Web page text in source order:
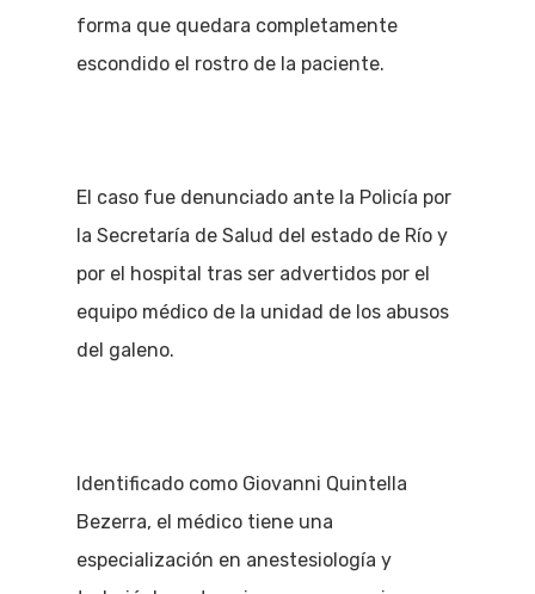
forma que quedara completamente
escondido el rostro de la paciente.
El caso fue denunciado ante la Policía por
la Secretaría de Salud del estado de Río y
por el hospital tras ser advertidos por el
equipo médico de la unidad de los abusos
del galeno.
Identificado como Giovanni Quintella
Bezerra, el médico tiene una
especialización en anestesiología y